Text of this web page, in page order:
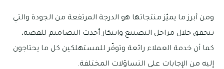
ومن أبرز ما يميّز منتجاتها هو الدرجة المرتفعة من الجودة والتي
تتحقق خلال مراحل التصنيع وابتكار أحدث التصاميم للفضة،
كما أن خدمة العملاء رائعة وتوفّر للمستهلكين كل ما يحتاجون
إليه من الإجابات على التساؤلات المختلفة.